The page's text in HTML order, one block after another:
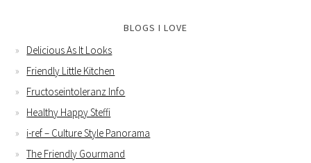
BLOGS I LOVE
Delicious As It Looks
Friendly Little Kitchen
Fructoseintoleranz Info
Healthy Happy Steffi
i-ref – Culture Style Panorama
The Friendly Gourmand